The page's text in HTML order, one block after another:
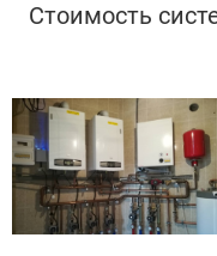
Стоимость